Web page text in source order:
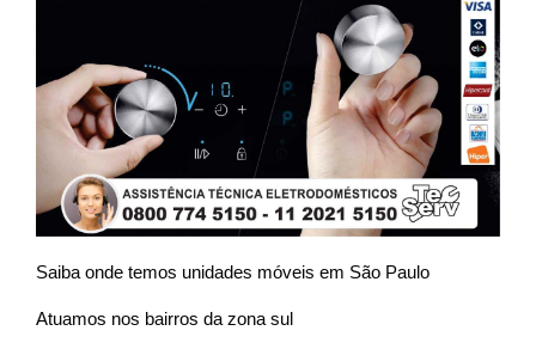
Saiba onde temos unidades móveis em São Paulo
Atuamos nos bairros da zona sul